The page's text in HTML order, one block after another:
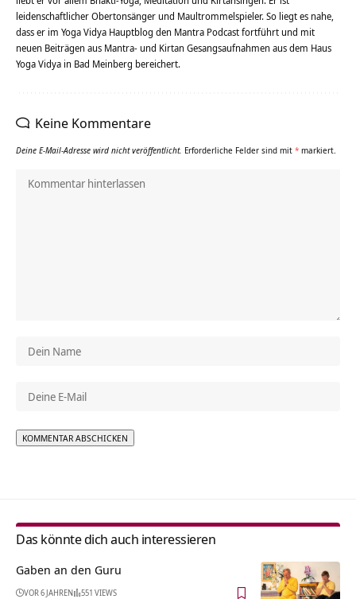
leidenschaftlicher Obertonsänger und Maultrommelspieler. So liegt es nahe,
dass er im Yoga Vidya Hauptblog den Mantra Podcast fortführt und mit
neuen Beiträgen aus Mantra- und Kirtan Gesangsaufnahmen aus dem Haus
Yoga Vidya in Bad Meinberg bereichert.
Keine Kommentare
Deine E-Mail-Adresse wird nicht veröffentlicht. Erforderliche Felder sind mit * markiert.
Das könnte dich auch interessieren
Gaben an den Guru
VOR 6 JAHREN 551 VIEWS